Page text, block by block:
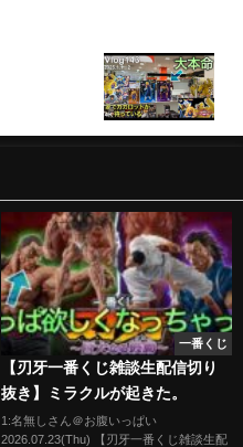
一番くじ
【刃牙一番くじ雑談生配信切り
抜き】ミラクルが起きた。
1:名無しさん＠お腹いっぱい
2026.07.23(Thu) 【刃牙一番くじ雑談生配